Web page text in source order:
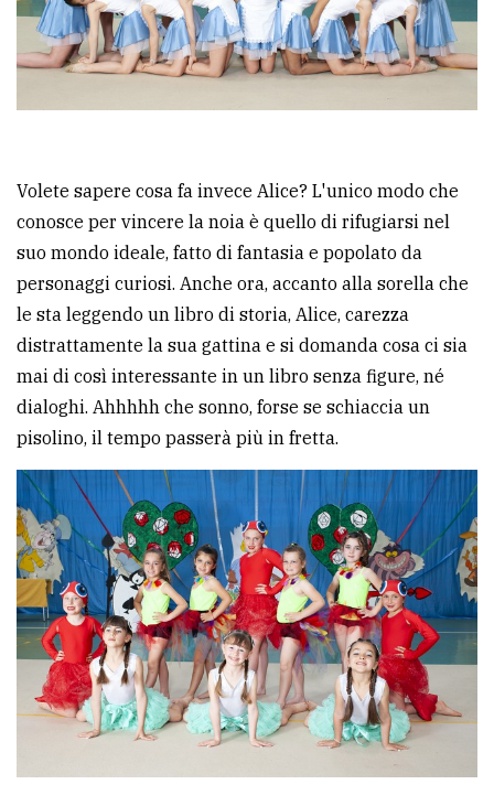
policy
Volete sapere cosa fa invece Alice? L'unico modo che
conosce per vincere la noia è quello di rifugiarsi nel
suo mondo ideale, fatto di fantasia e popolato da
personaggi curiosi. Anche ora, accanto alla sorella che
le sta leggendo un libro di storia, Alice, carezza
distrattamente la sua gattina e si domanda cosa ci sia
mai di così interessante in un libro senza figure, né
dialoghi. Ahhhhh che sonno, forse se schiaccia un
pisolino, il tempo passerà più in fretta.